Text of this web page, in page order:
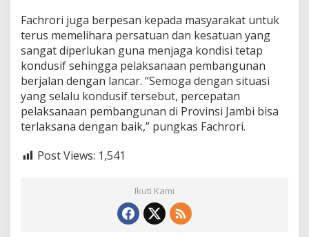
Fachrori juga berpesan kepada masyarakat untuk
terus memelihara persatuan dan kesatuan yang
sangat diperlukan guna menjaga kondisi tetap
kondusif sehingga pelaksanaan pembangunan
berjalan dengan lancar. “Semoga dengan situasi
yang selalu kondusif tersebut, percepatan
pelaksanaan pembangunan di Provinsi Jambi bisa
terlaksana dengan baik,” pungkas Fachrori.
Post Views: 1,541
Ikuti Kami